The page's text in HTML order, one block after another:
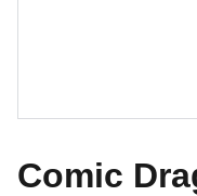
Comic